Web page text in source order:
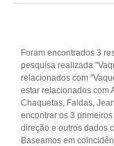
Foram encontrados 3
pesquisa realizada
relacionados com
estar relacionados com
Chaquetas, Faldas,
encontrar os 3
direção e outros dados
Baseamos em